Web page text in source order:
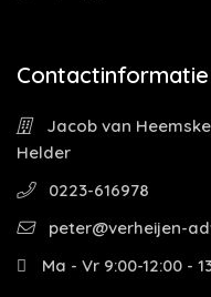
Contactinformatie
Jacob van
Helder
0223-616978
peter@verheijen-
Ma - Vr 9:00-12:00 -